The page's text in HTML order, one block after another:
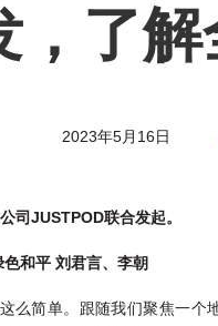
，了
2023年5月16日
司JUSTPOD联合发起。
和平 刘君言、李朝
这么简单。跟随我们聚焦一